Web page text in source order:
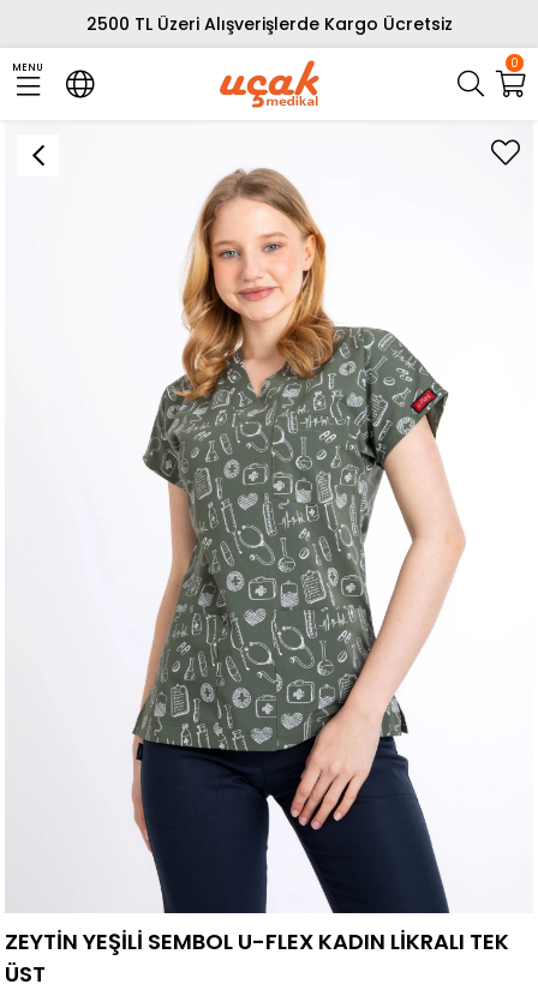
2500 TL Üzeri Alışverişlerde Kargo Ücretsiz
0
MENU
ZEYTİN YEŞİLİ SEMBOL U-FLEX KADIN LİKRALI TEK
ÜST